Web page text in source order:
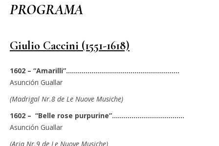
PROGRAMA
Giulio Caccini (1551-1618)
1602 – “Amarilli”………………………………………………….
Asunción Guallar
(Madrigal Nr.8 de Le Nuove Musiche)
1602 – “Belle rose purpurine”……………………………….
Asunción Guallar
(Aria Nr.9 de Le Nuove Musiche)